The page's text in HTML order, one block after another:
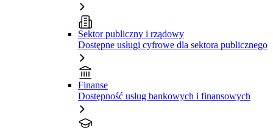
Sektor publiczny i rządowy
Dostępne usługi cyfrowe dla sektora publicznego
Finanse
Dostępność usług bankowych i finansowych